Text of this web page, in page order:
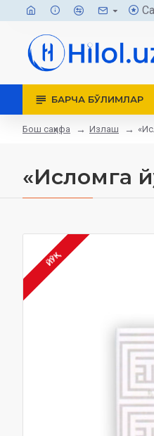
БАРЧА БЎЛИМЛАР
Бош саҳифа Излаш
«Исломга
ЙЎҚ